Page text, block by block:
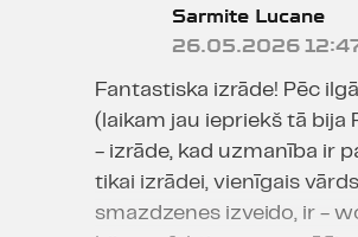
Sarmite Lucane
26.05.2026
Fantastiska izrāde! Pēc
(laikam jau iepriekš tā bija
- izrāde, kad uzmanība ir
tikai izrādei, vienīgais
smazdzenes izveido, ir -